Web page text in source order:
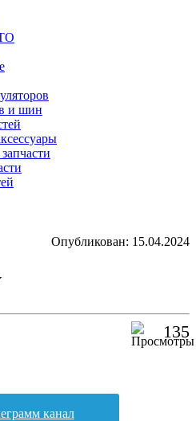
и шин
Опубликован: 15.04.2024
135
канал